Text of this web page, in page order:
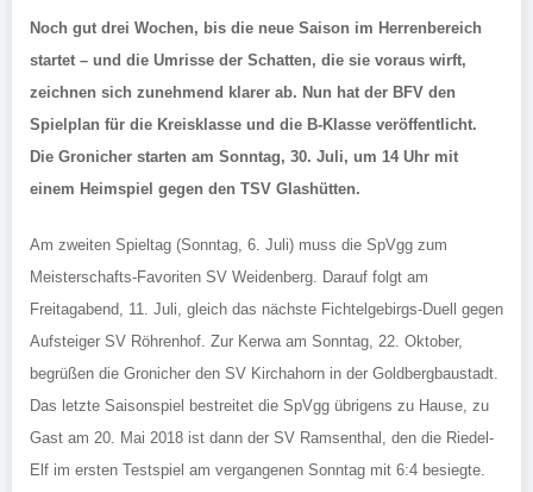
Noch gut drei Wochen, bis die neue Saison im Herrenbereich
startet – und die Umrisse der Schatten, die sie voraus wirft,
zeichnen sich zunehmend klarer ab. Nun hat der BFV den
Spielplan für die Kreisklasse und die B-Klasse veröffentlicht.
Die Gronicher starten am Sonntag, 30. Juli, um 14 Uhr mit
einem Heimspiel gegen den TSV Glashütten.
Am zweiten Spieltag (Sonntag, 6. Juli) muss die SpVgg zum
Meisterschafts-Favoriten SV Weidenberg. Darauf folgt am
Freitagabend, 11. Juli, gleich das nächste Fichtelgebirgs-Duell gegen
Aufsteiger SV Röhrenhof. Zur Kerwa am Sonntag, 22. Oktober,
begrüßen die Gronicher den SV Kirchahorn in der Goldbergbaustadt.
Das letzte Saisonspiel bestreitet die SpVgg übrigens zu Hause, zu
Gast am 20. Mai 2018 ist dann der SV Ramsenthal, den die Riedel-
Elf im ersten Testspiel am vergangenen Sonntag mit 6:4 besiegte.